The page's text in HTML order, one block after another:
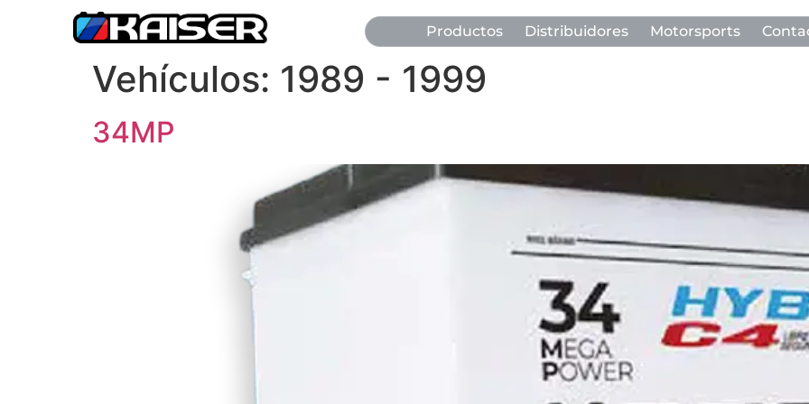
Productos Distribuidores Motorsports
Vehículos: 1989 - 1999
34MP